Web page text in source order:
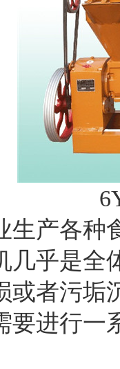
生产各种
几乎是全
或者污垢
要进行一